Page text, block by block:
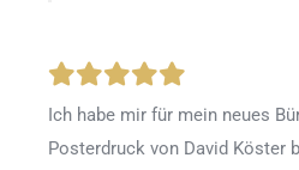
Ich habe mir für mein neues
Posterdruck von David Köster